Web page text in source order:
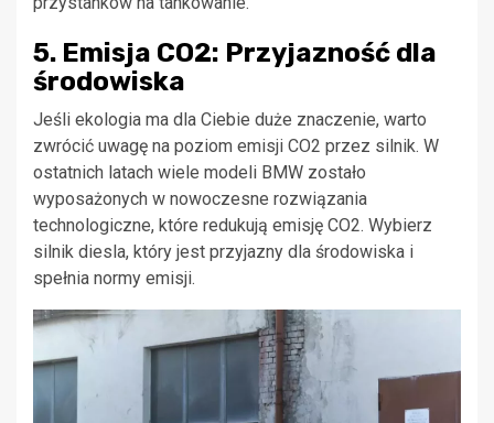
5. Emisja CO2: Przyjazność dla
środowiska
Jeśli ekologia ma dla Ciebie duże znaczenie, warto
zwrócić uwagę na poziom emisji CO2 przez silnik. W
ostatnich latach wiele modeli BMW zostało
wyposażonych w nowoczesne rozwiązania
technologiczne, które redukują emisję CO2. Wybierz
silnik diesla, który jest przyjazny dla środowiska i
spełnia normy emisji.